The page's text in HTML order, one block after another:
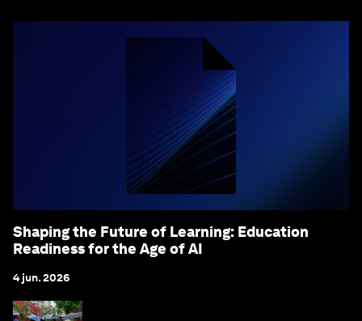
Shaping the Future of Learning: Education
Readiness for the Age of AI
4 jun. 2026